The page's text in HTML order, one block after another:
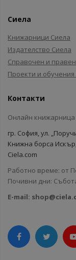
Сиела
Книжарници Сиела
Издателство Сиела
Справочен и
Проекти и обучения
Контакти
Онлайн книжарница
гр. София, ул.
Книжна борса
Ciela.com
Работно време: от
Почивни дни:
E-mail: